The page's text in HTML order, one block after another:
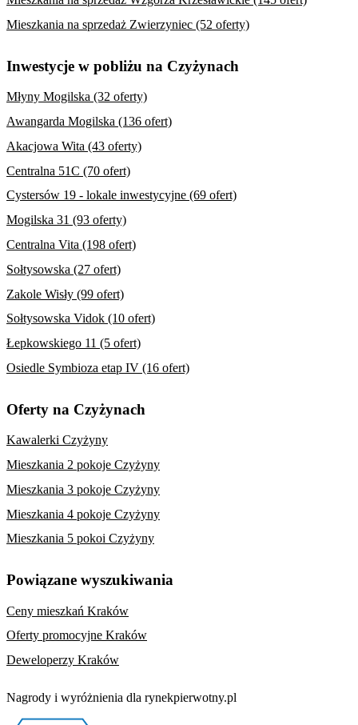
Mieszkania na sprzedaż Zwierzyniec (52 oferty)
Inwestycje w pobliżu na Czyżynach
Młyny Mogilska (32 oferty)
Awangarda Mogilska (136 ofert)
Akacjowa Wita (43 oferty)
Centralna 51C (70 ofert)
Cystersów 19 - lokale inwestycyjne (69 ofert)
Mogilska 31 (93 oferty)
Centralna Vita (198 ofert)
Sołtysowska (27 ofert)
Zakole Wisły (99 ofert)
Sołtysowska Vidok (10 ofert)
Łepkowskiego 11 (5 ofert)
Osiedle Symbioza etap IV (16 ofert)
Oferty na Czyżynach
Kawalerki Czyżyny
Mieszkania 2 pokoje Czyżyny
Mieszkania 3 pokoje Czyżyny
Mieszkania 4 pokoje Czyżyny
Mieszkania 5 pokoi Czyżyny
Powiązane wyszukiwania
Ceny mieszkań Kraków
Oferty promocyjne Kraków
Deweloperzy Kraków
Nagrody i wyróżnienia dla rynekpierwotny.pl